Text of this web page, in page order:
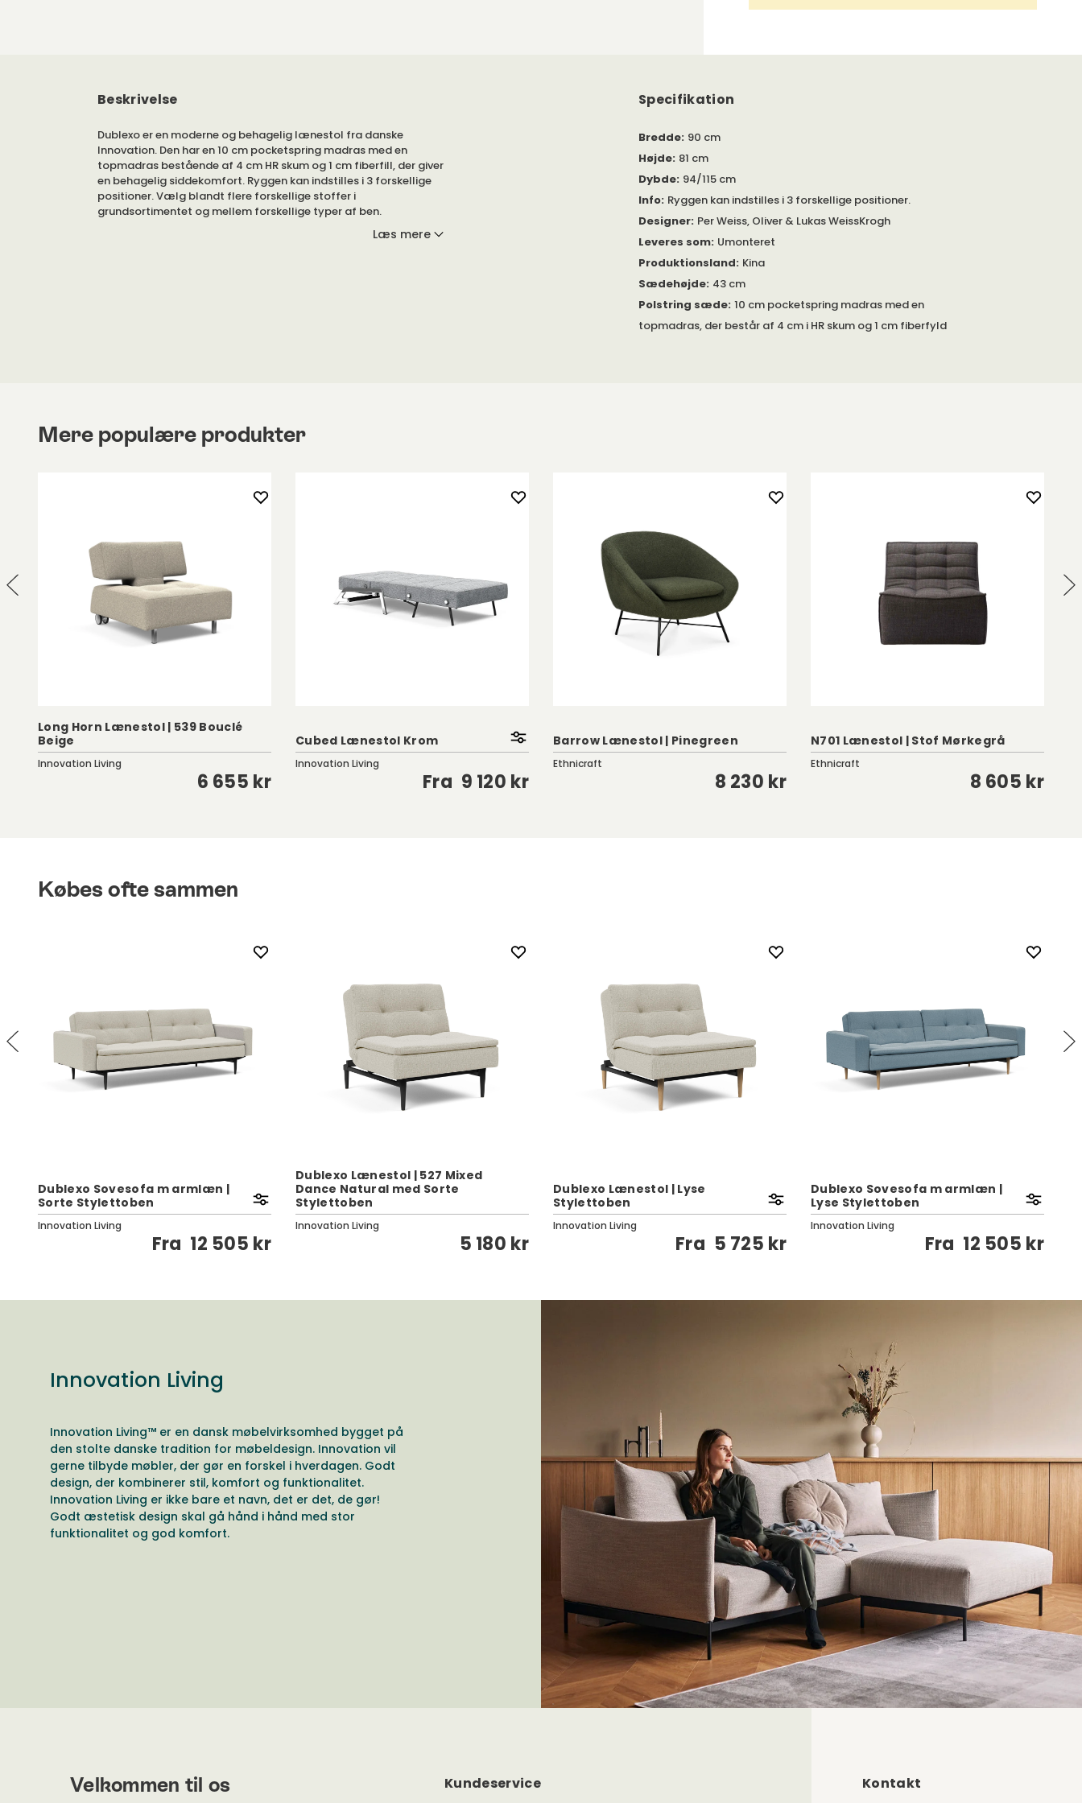
Beskrivelse
Dublexo er en moderne og behagelig lænestol fra danske
Innovation. Den har en 10 cm pocketspring madras med en
topmadras bestående af 4 cm HR skum og 1 cm fiberfill, der giver
en behagelig siddekomfort. Ryggen kan indstilles i 3 forskellige
positioner. Vælg blandt flere forskellige stoffer i
grundsortimentet og mellem forskellige typer af ben.
Rammen er i matlakeret stål undtagen til benene Styletto lyse
Læs mere
Specifikation
Bredde: 90 cm
Højde: 81 cm
Dybde: 94/115 cm
Info: Ryggen kan indstilles i 3 forskellige positioner.
Designer: Per Weiss, Oliver & Lukas WeissKrogh
Leveres som: Umonteret
Produktionsland: Kina
Sædehøjde: 43 cm
Polstring sæde: 10 cm pocketspring madras med en
topmadras, der består af 4 cm i HR skum og 1 cm fiberfyld
Mere populære produkter
Long Horn Lænestol | 539 Bouclé
Beige
Innovation Living
6 655 kr
Cubed Lænestol Krom
Innovation Living
Fra 9 120 kr
Barrow Lænestol | Pinegreen
Ethnicraft
8 230 kr
N701 Lænestol | Stof Mørkegrå
Ethnicraft
8 605 kr
Købes ofte sammen
Dublexo Sovesofa m armlæn |
Sorte Stylettoben
Innovation Living
Fra 12 505 kr
Dublexo Lænestol | 527 Mixed
Dance Natural med Sorte
Stylettoben
Innovation Living
5 180 kr
Dublexo Lænestol | Lyse
Stylettoben
Innovation Living
Fra 5 725 kr
Dublexo Sovesofa m armlæn |
Lyse Stylettoben
Innovation Living
Fra 12 505 kr
Innovation Living
Innovation Living™ er en dansk møbelvirksomhed bygget på
den stolte danske tradition for møbeldesign. Innovation vil
gerne tilbyde møbler, der gør en forskel i hverdagen. Godt
design, der kombinerer stil, komfort og funktionalitet.
Innovation Living er ikke bare et navn, det er det, de gør!
Godt æstetisk design skal gå hånd i hånd med stor
funktionalitet og god komfort.
Velkommen til os Kundeservice Kontakt